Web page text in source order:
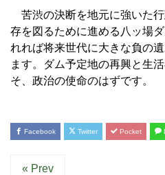
苦渋の決断を地元に強いた
存を図るために進める八ッ場
れれば将来世代に大きな負の
ます。ダム予定地の再興と生
そ、政治の使命のはずです。
Facebook Twitter Pocket
« Prev